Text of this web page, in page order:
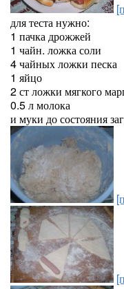
для теста нужно:
1 пачка дрожжей
1 чайн. ложка соли
4 чайных ложки песка
1 яйцо
2 ст ложки мягкого
0.5 л молока
и муки до состояния